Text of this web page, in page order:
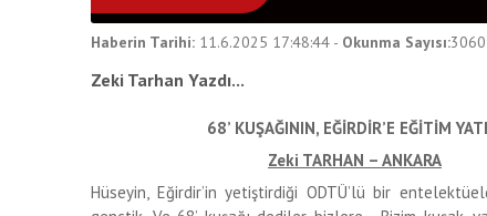
Haberin Tarihi: 11.6.2025 17:48:44 - Okunma Sayısı:3060
Zeki Tarhan Yazdı...
68’ KUŞAĞININ, EĞİRDİR’E EĞİTİM
Zeki TARHAN – ANKARA
Hüseyin, Eğirdir’in yetiştirdiği ODTÜ’lü bir